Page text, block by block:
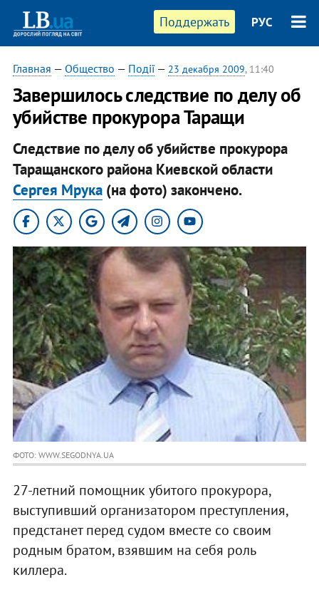
Поддержать РУС
Главная — Общество — Події— 23 декабря 2009, 11:40
Завершилось следствие по делу об
убийстве прокурора Таращи
Следствие по делу об убийстве прокурора
Таращанского района Киевской области
Сергея Мрука(на фото) закончено.
ФОТО: WWW.SEGODNYA.UA
27-летний помощник убитого прокурора,
выступивший организатором преступления,
предстанет перед судом вместе со своим
родным братом, взявшим на себя роль
киллера.